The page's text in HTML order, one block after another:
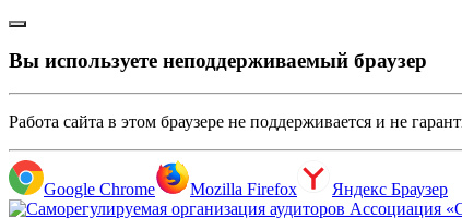
Вы используете неподдерживаемый браузер
Работа сайта в этом браузере не поддерживается и не
Google Chrome Mozilla Firefox
Яндекс Браузер